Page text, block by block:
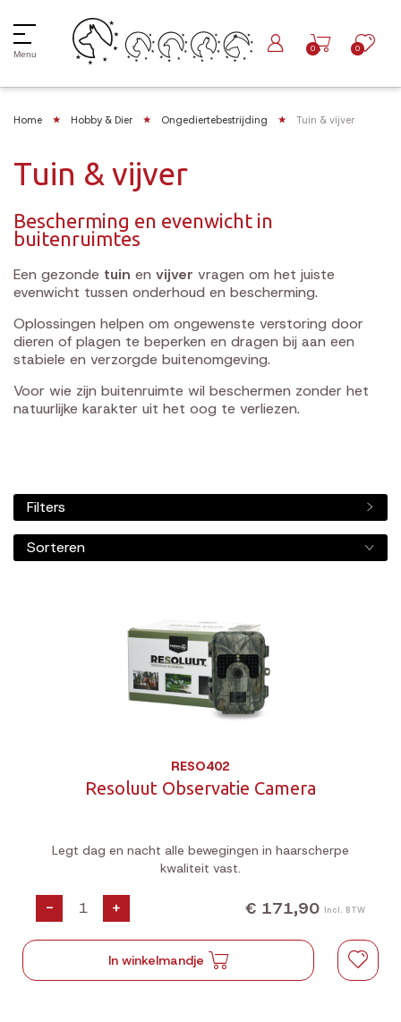
Menu
0 0
Home Hobby & Dier Ongediertebestrijding Tuin & vijver
Tuin & vijver
Bescherming en evenwicht in
buitenruimtes
Een gezonde tuin en vijver vragen om het juiste
evenwicht tussen onderhoud en bescherming.
Oplossingen helpen om ongewenste verstoring door
dieren of plagen te beperken en dragen bij aan een
stabiele en verzorgde buitenomgeving.
Voor wie zijn buitenruimte wil beschermen zonder het
natuurlijke karakter uit het oog te verliezen.
Filters
Sorteren
RESO402
Resoluut Observatie Camera
Legt dag en nacht alle bewegingen in haarscherpe
kwaliteit vast.
- + € 171,90 Incl. BTW
In winkelmandje